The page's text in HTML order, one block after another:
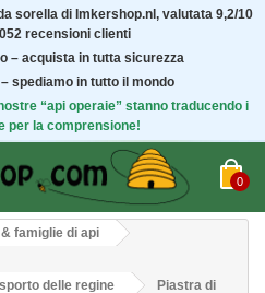
sorella di Imkershop.nl, valutata 9,2/10
recensioni clienti
– acquista in tutta sicurezza
spediamo in tutto il mondo
“api operaie” stanno traducendo i
per la comprensione!
0
famiglie di api
delle regine
Piastra di